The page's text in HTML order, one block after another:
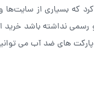
که بسیاری از
نداشته باشد خرید
های ضد آب می